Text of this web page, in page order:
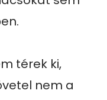
térek ki,
nem a